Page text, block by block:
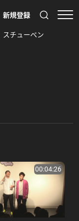
新規登録
スチューベン
00:04:26